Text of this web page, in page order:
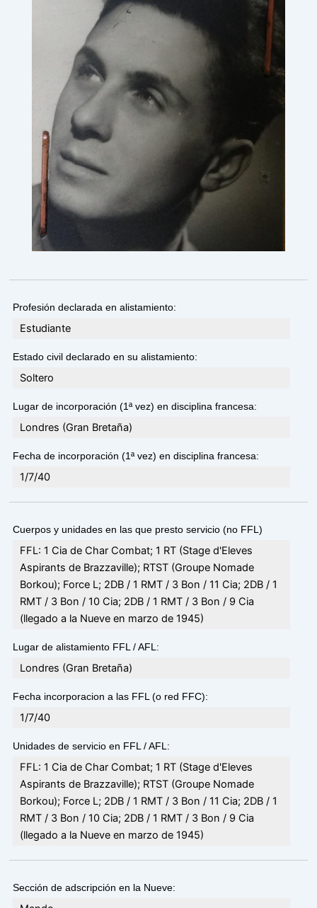
Profesión declarada en alistamiento:
Estudiante
Estado civil declarado en su alistamiento:
Soltero
Lugar de incorporación (1ª vez) en disciplina francesa:
Londres (Gran Bretaña)
Fecha de incorporación (1ª vez) en disciplina francesa:
1/7/40
Cuerpos y unidades en las que presto servicio (no FFL)
FFL: 1 Cia de Char Combat; 1 RT (Stage d'Eleves
Aspirants de Brazzaville); RTST (Groupe Nomade
Borkou); Force L; 2DB / 1 RMT / 3 Bon / 11 Cia; 2DB / 1
RMT / 3 Bon / 10 Cia; 2DB / 1 RMT / 3 Bon / 9 Cia
(llegado a la Nueve en marzo de 1945)
Lugar de alistamiento FFL / AFL:
Londres (Gran Bretaña)
Fecha incorporacion a las FFL (o red FFC):
1/7/40
Unidades de servicio en FFL / AFL:
FFL: 1 Cia de Char Combat; 1 RT (Stage d'Eleves
Aspirants de Brazzaville); RTST (Groupe Nomade
Borkou); Force L; 2DB / 1 RMT / 3 Bon / 11 Cia; 2DB / 1
RMT / 3 Bon / 10 Cia; 2DB / 1 RMT / 3 Bon / 9 Cia
(llegado a la Nueve en marzo de 1945)
Sección de adscripción en la Nueve: